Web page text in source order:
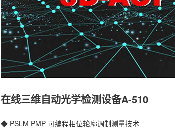
在线三维自动光学检测设备A-510
◆ PSLM PMP 可编程相位轮廓调制测量技术